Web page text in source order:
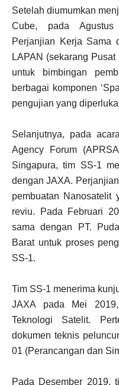
Setelah diumumkan
Cube, pada Agustus
Perjanjian Kerja Sama
LAPAN (sekarang
untuk bimbingan
berbagai komponen
pengujian yang
Selanjutnya, pada
Agency Forum
Singapura, tim SS-1
dengan JAXA.
pembuatan Nanosatelit
reviu. Pada Februari
sama dengan PT.
Barat untuk proses
SS-1.
Tim SS-1 menerima
JAXA pada Mei
Teknologi Satelit.
dokumen teknis
01 (Perancangan dan
Pada Desember 2019,